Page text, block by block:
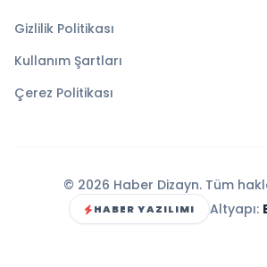
Gizlilik Politikası
Kullanım Şartları
Çerez Politikası
© 2026 Haber Dizayn. Tüm
HABER YAZILIMI Altyapı: